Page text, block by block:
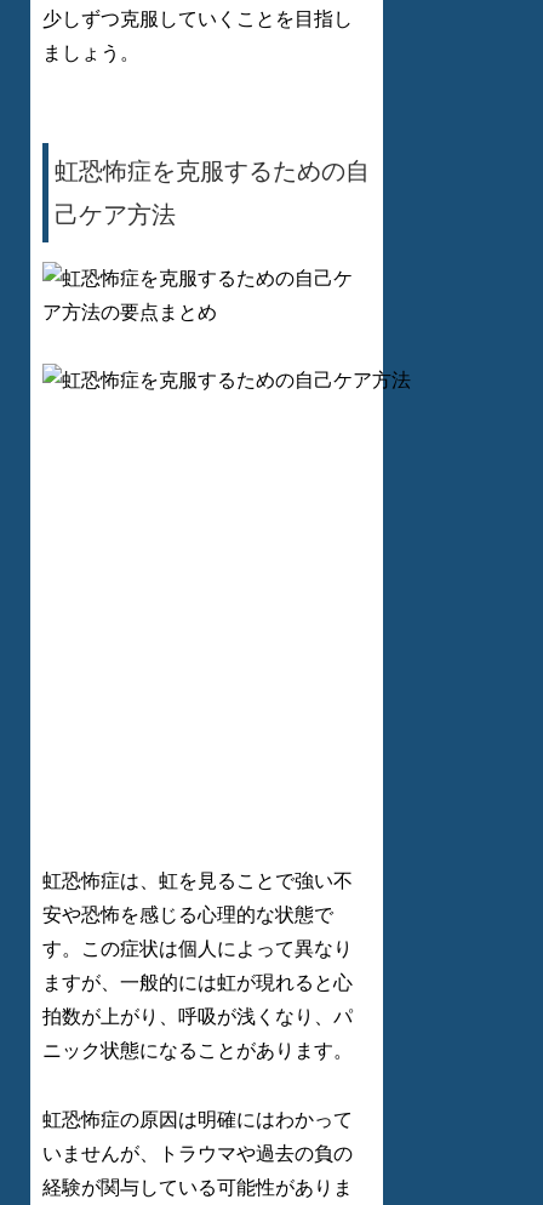
少しずつ克服していくことを目指し
ましょう。
虹恐怖症を克服するための自
己ケア方法
虹恐怖症は、虹を見ることで強い不
安や恐怖を感じる心理的な状態で
す。この症状は個人によって異なり
ますが、一般的には虹が現れると心
拍数が上がり、呼吸が浅くなり、パ
ニック状態になることがあります。
虹恐怖症の原因は明確にはわかって
いませんが、トラウマや過去の負の
経験が関与している可能性がありま